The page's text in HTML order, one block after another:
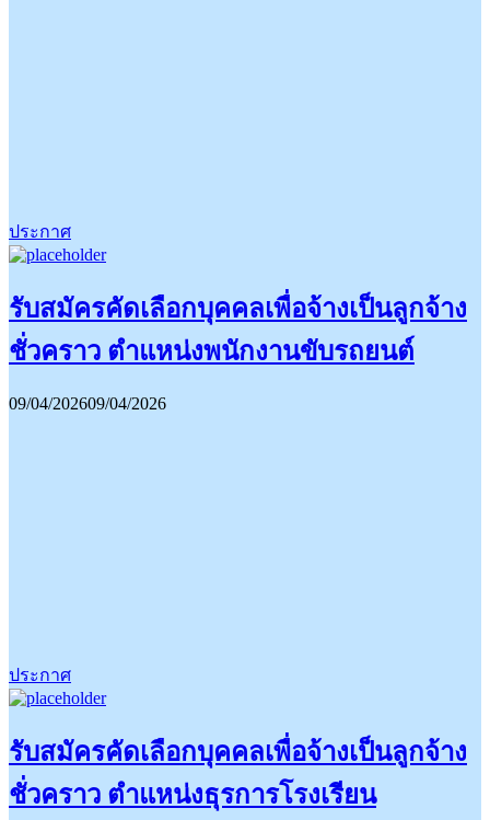
ประกาศ
รับสมัครคัดเลือกบุคคลเพื่อจ้างเป็นลูกจ้าง
ชั่วคราว ตำแหน่งพนักงานขับรถยนต์
09/04/202609/04/2026
ประกาศ
รับสมัครคัดเลือกบุคคลเพื่อจ้างเป็นลูกจ้าง
ชั่วคราว ตำแหน่งธุรการโรงเรียน